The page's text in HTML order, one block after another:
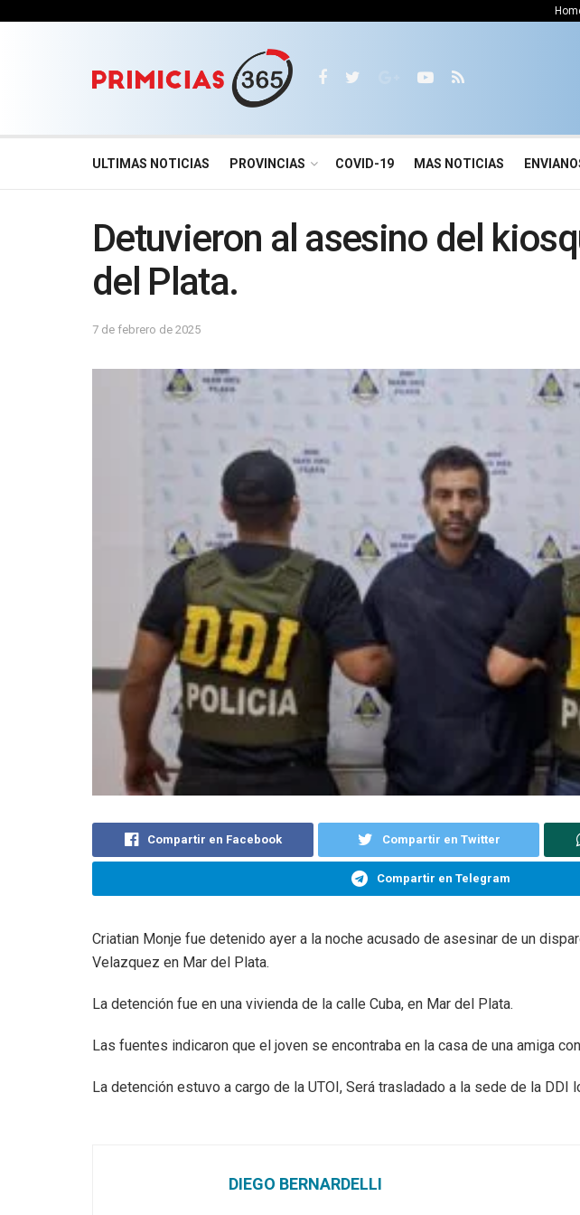
ULTIMAS NOTICIAS PROVINCIAS COVID-19 MAS NOTICIAS
Detuvieron al asesino del
del Plata.
7 de febrero de 2025
Compartir en Facebook Compartir en Twitter
Compartir en Telegram
Criatian Monje fue detenido ayer a la noche acusado de asesinar de un
Velazquez en Mar del Plata.
La detención fue en una vivienda de la calle Cuba, en Mar del Plata.
Las fuentes indicaron que el joven se encontraba en la casa de una amiga
La detención estuvo a cargo de la UTOI, Será trasladado a la sede de la DDI
DIEGO BERNARDELLI